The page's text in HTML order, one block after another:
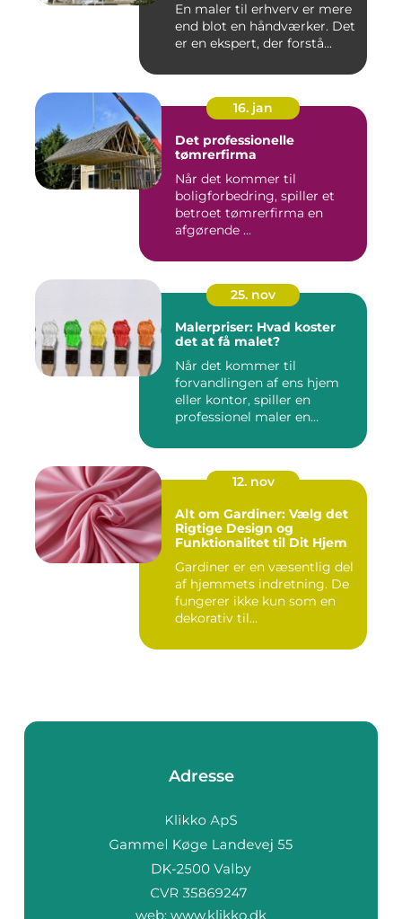
En maler til erhverv er mere
end blot en håndværker. Det
er en ekspert, der forstå...
16. jan
Det professionelle
tømrerfirma
Når det kommer til
boligforbedring, spiller et
betroet tømrerfirma en
afgørende ...
25. nov
Malerpriser: Hvad koster
det at få malet?
Når det kommer til
forvandlingen af ens hjem
eller kontor, spiller en
professionel maler en
12. nov
Alt om Gardiner: Vælg det
Rigtige Design og
Funktionalitet til Dit Hjem
Gardiner er en væsentlig del
af hjemmets indretning. De
fungerer ikke kun som en
dekorativ til...
Adresse
web: www.klikko.dk